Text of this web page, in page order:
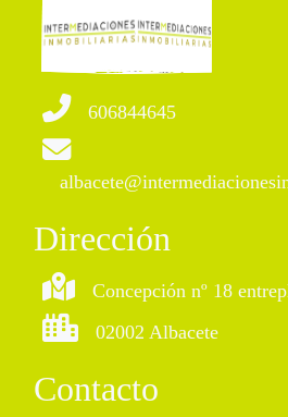
606844645
Dirección
Concepción nº 18
02002 Albacete
Contacto